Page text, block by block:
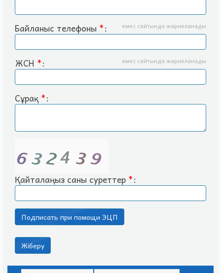
Байланыс телефоны *: емес сайтында жарияланады
ЖСН *: емес сайтында жарияланады
Сұрақ *:
Қайталаңыз саны суреттер *: